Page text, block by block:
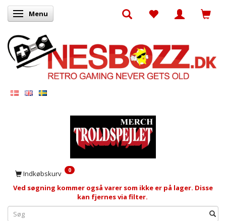
Skifte navigation
Menu
Indkøbskurv 0
Ved søgning kommer også varer som ikke er på lager. Disse
kan fjernes via filter.